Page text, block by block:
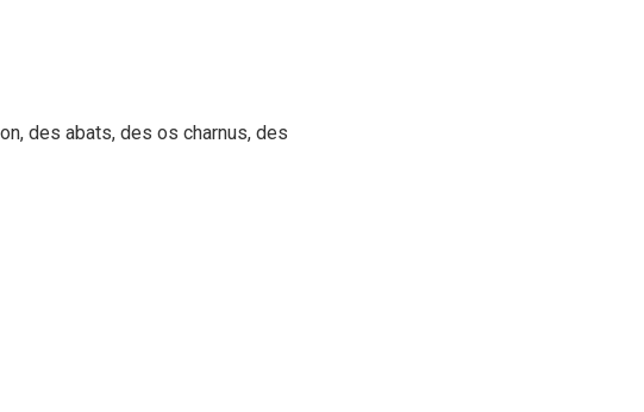
des abats, des os charnus, des